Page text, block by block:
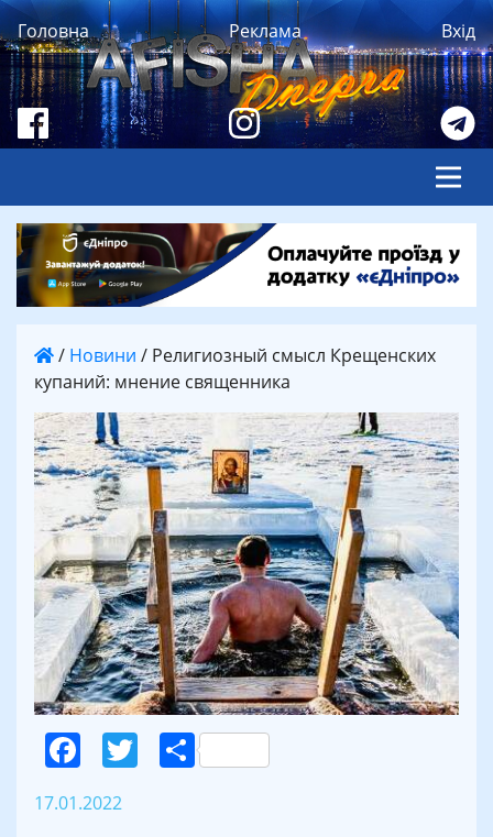
Головна Реклама Вхід
/ Новини / Религиозный смысл Крещенских
купаний: мнение священника
Facebook
Twitter
Поділитися
17.01.2022